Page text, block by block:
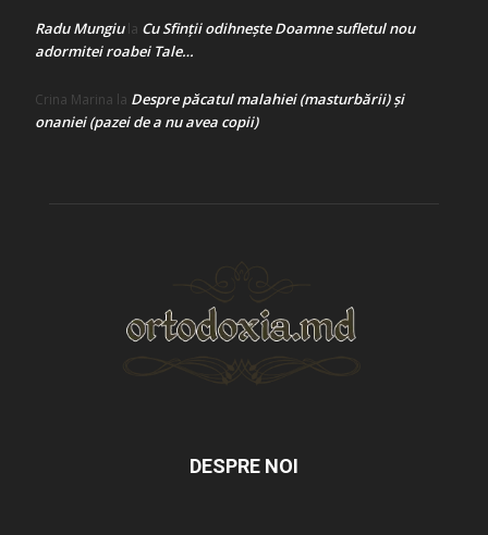
Radu Mungiula Cu Sfinții odihnește Doamne sufletul nou
adormitei roabei Tale…
Crina Marina la Despre păcatul malahiei (masturbării) şi
onaniei (pazei de a nu avea copii)
DESPRE NOI